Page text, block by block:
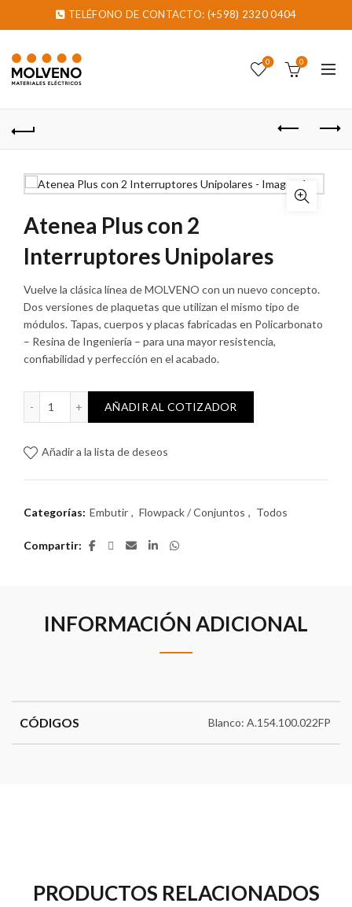
TELÉFONO DE CONTACTO: (+598) 2320 0404
0 0
Atenea Plus con 2
Interruptores Unipolares
Vuelve la clásica línea de MOLVENO con un nuevo concepto.
Dos versiones de plaquetas que utilizan el mismo tipo de
módulos. Tapas, cuerpos y placas fabricadas en Policarbonato
– Resina de Ingeniería – para una mayor resistencia,
confiabilidad y perfección en el acabado.
Atenea Plus con 2 Interruptores Unipolares cantidad
AÑADIR AL COTIZADOR
Añadir a la lista de deseos
Categorías: Embutir , Flowpack / Conjuntos , Todos
Compartir
INFORMACIÓN ADICIONAL
CÓDIGOS Blanco: A.154.100.022FP
PRODUCTOS RELACIONADOS